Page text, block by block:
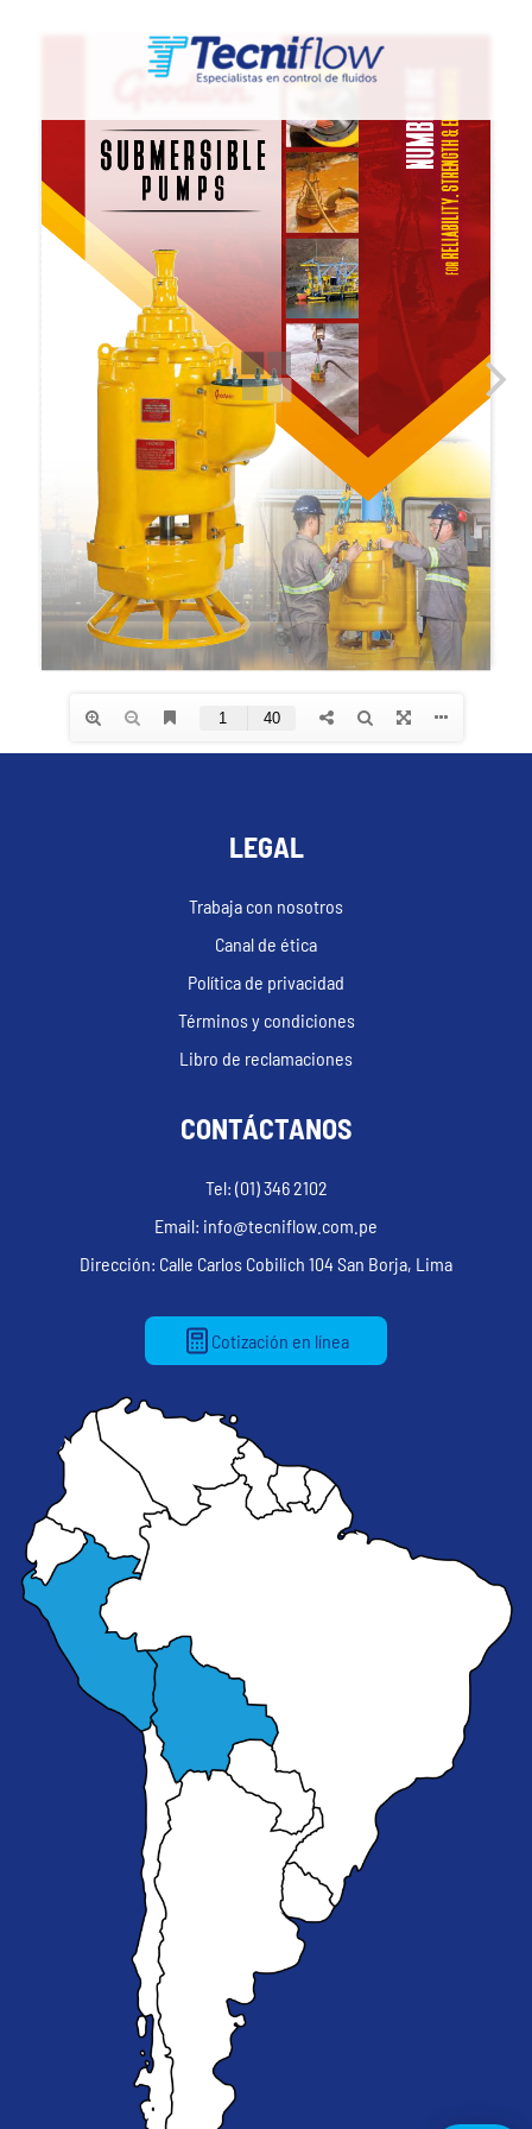
LEGAL
Trabaja con nosotros
Canal de ética
Política de privacidad
Términos y condiciones
Libro de reclamaciones
CONTÁCTANOS
Tel: (01) 346 2102
Email: info@tecniflow.com.pe
Dirección: Calle Carlos Cobilich 104 San Borja, Lima
Cotización en línea